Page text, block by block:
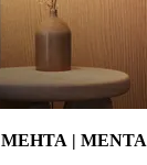
МЕНТА | MENTA